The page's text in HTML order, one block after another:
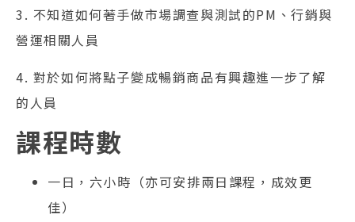
3. 不知道如何著手做市場調查與測試的PM、行銷與
營運相關人員
4. 對於如何將點子變成暢銷商品有興趣進一步了解
的人員
課程時數
一日，六小時（亦可安排兩日課程，成效更
佳）